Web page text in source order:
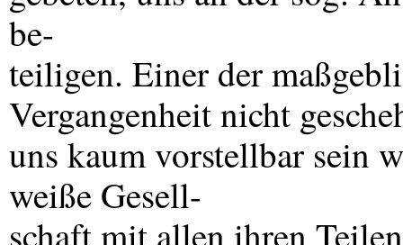
be-
teiligen. Einer der
Vergangenheit nicht
uns kaum vorstellbar sein
weiße Gesell-
schaft mit allen ihren